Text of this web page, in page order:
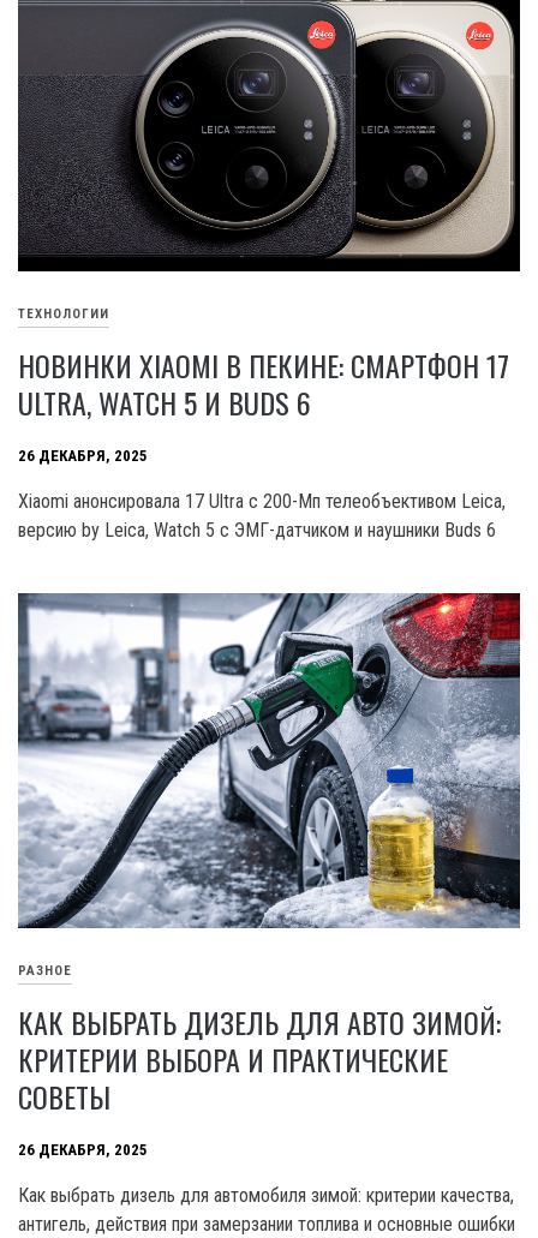
ТЕХНОЛОГИИ
НОВИНКИ XIAOMI В ПЕКИНЕ: СМАРТФОН 17
ULTRA, WATCH 5 И BUDS 6
26 ДЕКАБРЯ, 2025
Xiaomi анонсировала 17 Ultra с 200-Мп телеобъективом Leica,
версию by Leica, Watch 5 с ЭМГ-датчиком и наушники Buds 6
РАЗНОЕ
КАК ВЫБРАТЬ ДИЗЕЛЬ ДЛЯ АВТО ЗИМОЙ:
КРИТЕРИИ ВЫБОРА И ПРАКТИЧЕСКИЕ
СОВЕТЫ
26 ДЕКАБРЯ, 2025
Как выбрать дизель для автомобиля зимой: критерии качества,
антигель, действия при замерзании топлива и основные ошибки